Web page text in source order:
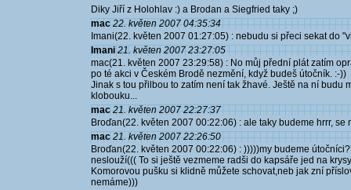
Diky Jiří z Holohlav :) a Brodan a Siegfried taky ;)
mac 22. květen 2007 04:35:34
Imani(22. květen 2007 01:27:05) : nebudu si přeci sekat do
Imani 21. květen 2007 23:27:05
mac(21. květen 2007 23:29:58) : No můj přední plát zatím
po té akci v Českém Brodě nezmění, když budeš útočník. :-))
Jinak s tou přilbou to zatím není tak žhavé. Ještě na ní budu
klobouku...
mac 21. květen 2007 22:27:37
Broďan(22. květen 2007 00:22:06) : ale taky budeme hrrr, se
mac 21. květen 2007 22:26:50
Broďan(22. květen 2007 00:22:06) : )))))my budeme
neslouží((( To si ještě vezmeme radši do kapsáře jed na
Komorovou pušku si klidně můžete schovat,neb jak zní
nemáme)))